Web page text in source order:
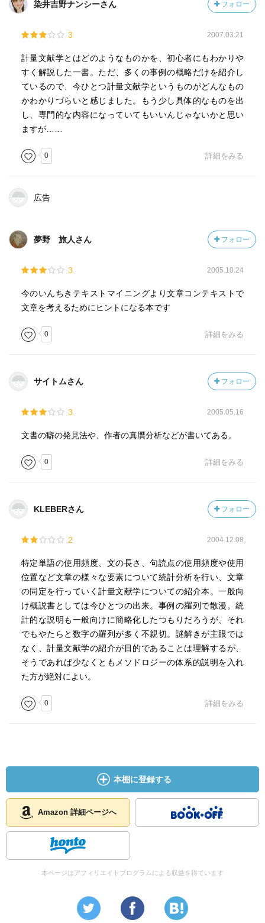
染井吉野ナンシーさん フォロー
3 2007.03.21
計量文献学とはどのようなものかを、初心者にもわかりや
すく解説した一書。ただ、多くの事例の概略だけを紹介し
ているので、今ひとつ計量文献学というものがどんなもの
かわかりづらいと感じました。もう少し具体的なものを出
し、専門的な内容になっていてもいいんじゃないかと思い
ますが……
0 詳細をみる
広告
夢野 旅人さん フォロー
3 2005.10.24
今のいんちきテキストマイニングより文章コンテキストで
文章を考えるためにヒントになる本です
0 詳細をみる
サイトムさん フォロー
3 2005.05.16
文書の癖の発見法や、作者の真贋分析などが書いてある。
0 詳細をみる
KLEBERさん フォロー
2 2004.12.08
特定単語の使用頻度、文の長さ、句読点の使用頻度や使用
位置など文章の様々な要素について統計分析を行い、文章
の同定を行っていく計量文献学についての紹介本。一般向
け概説書としては今ひとつの出来。事例の羅列で散漫。統
計的な説明も一般向けに簡略化したつもりだろうが、それ
でもやたらと数字の羅列が多く不親切。謎解きが主眼では
なく、計量文献学の紹介が目的であることは理解するが、
そうであれば少なくともメソドロジーの体系的説明を入れ
た方が絶対によい。
0 詳細をみる
本棚に登録する
Amazon 詳細ページへ
本ページはアフィリエイトプログラムによる収益を得ています